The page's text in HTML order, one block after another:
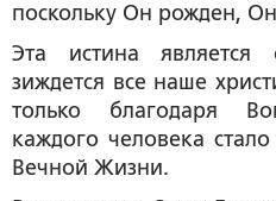
поскольку Он рожден,
Эта истина является
зиждется все наше
только благодаря
каждого человека
Вечной Жизни.